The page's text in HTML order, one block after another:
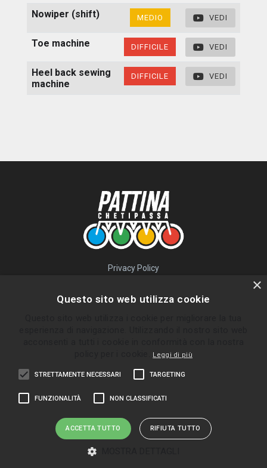
Nowiper (shift) MEDIO VEDI
Toe machine DIFFICILE VEDI
Heel back sewing
machine
DIFFICILE VEDI
Privacy Policy
News
ULTIMI PERCORSI INVIATI
Bolgare - Ghisalba
Almè - Zogno
Palazzolo Sull'Oglio
Zandobbio Trescore Gorlago
×
Questo sito web utilizza cookie
Leggi di più
STRETTAMENTE NECESSARI TARGETING
FUNZIONALITÀ NON CLASSIFICATI
ACCETTA TUTTO RIFIUTA TUTTO